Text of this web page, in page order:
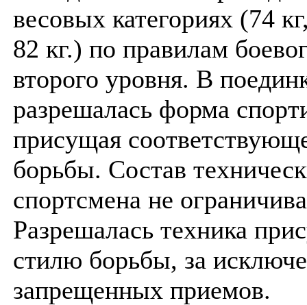
весовых категориях (74
82 кг.) по правилам
второго уровня. В
разрешалась форма
присущая
борьбы. Состав
спортсмена не
Разрешалась техника
стилю борьбы, за
запрещенных приемов.